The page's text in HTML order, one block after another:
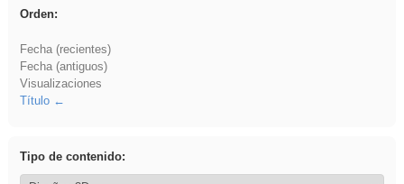
Orden:
Fecha (recientes)
Fecha (antiguos)
Visualizaciones
Título
Tipo de contenido: